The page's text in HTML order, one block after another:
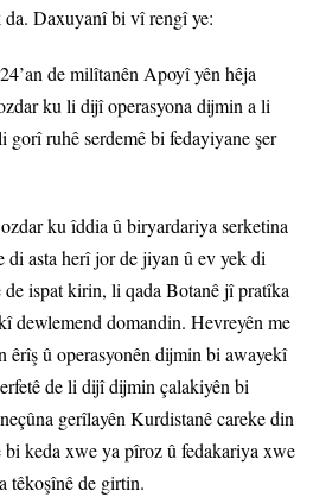
Daxuyanî bi vî rengî ye:
de milîtanên Apoyî yên hêja
ku li dijî operasyona dijmin a li
gorî ruhê serdemê bi fedayiyane şer
ku îddia û biryardariya serketina
di asta herî jor de jiyan û ev yek di
ispat kirin, li qada Botanê jî pratîka
dewlemend domandin. Hevreyên me
êrîş û operasyonên dijmin bi awayekî
de li dijî dijmin çalakiyên bi
gerîlayên Kurdistanê careke din
keda xwe ya pîroz û fedakariya xwe
têkoşînê de girtin.